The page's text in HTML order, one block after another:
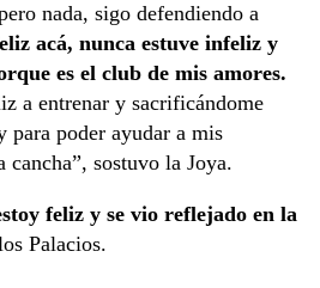
nada, sigo defendiendo a
acá, nunca estuve infeliz y
es el club de mis amores.
a entrenar y sacrificándome
para poder ayudar a mis
cancha”, sostuvo la Joya.
feliz y se vio reflejado en la
Palacios.